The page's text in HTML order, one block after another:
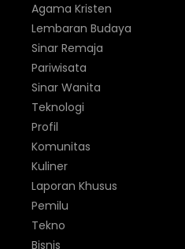
Agama Kristen
Lembaran Budaya
Sinar Remaja
Pariwisata
Sinar Wanita
Teknologi
Profil
Komunitas
Kuliner
Laporan Khusus
Pemilu
Tekno
Bisnis